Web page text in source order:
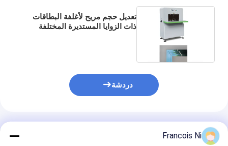
تعديل حجم مريح لأغلفة البطاقات
ذات الزوايا المستديرة المختلفة
دردشة
المنتجات الموصى بها
Francois Ni